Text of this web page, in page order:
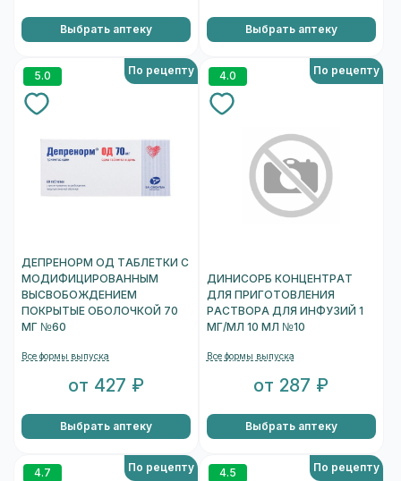
Выбрать аптеку Выбрать аптеку
5.0 По рецепту
ДЕПРЕНОРМ ОД ТАБЛЕТКИ С
МОДИФИЦИРОВАННЫМ
ВЫСВОБОЖДЕНИЕМ
ПОКРЫТЫЕ ОБОЛОЧКОЙ 70
МГ №60
Все формы выпуска
от 427 ₽
Выбрать аптеку
4.0 По рецепту
ДИНИСОРБ КОНЦЕНТРАТ
ДЛЯ ПРИГОТОВЛЕНИЯ
РАСТВОРА ДЛЯ ИНФУЗИЙ 1
МГ/МЛ 10 МЛ №10
Все формы выпуска
от 287 ₽
Выбрать аптеку
4.7 По рецепту 4.5 По рецепту